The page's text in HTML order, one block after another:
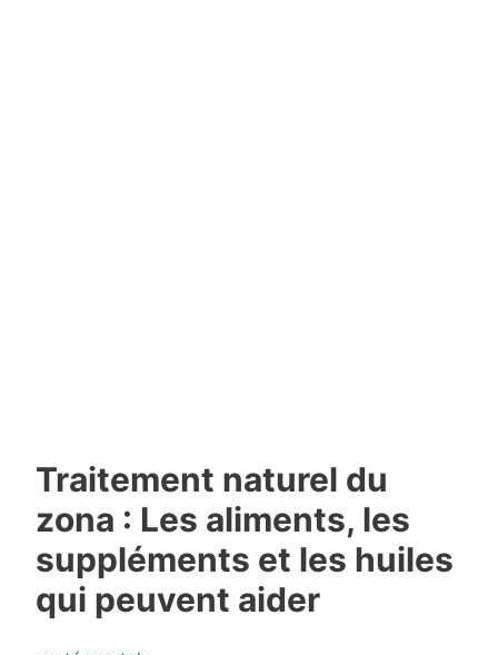
Traitement naturel du
zona : Les aliments, les
suppléments et les huiles
qui peuvent aider